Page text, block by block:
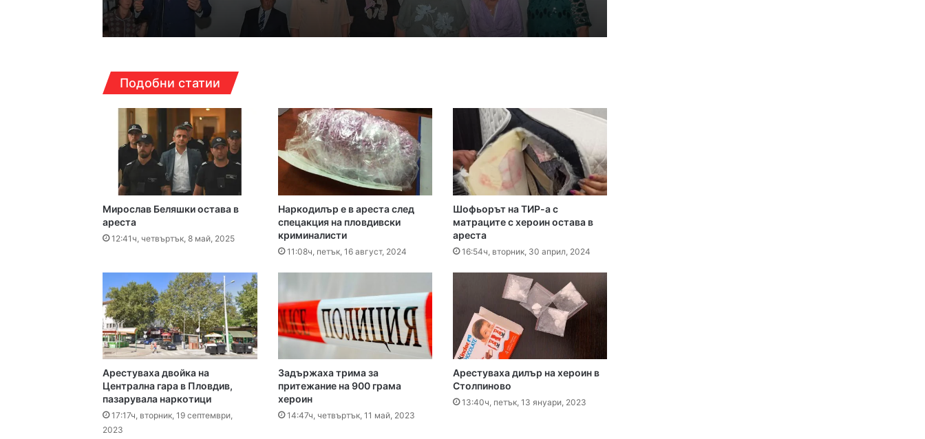
6000 декара горяха край Асеновград, пожарът е овладян
12:30ч, събота, 8 август, 2026
Дрон се е взривил в българското въздушно пространство
12:14ч, събота, 8 август, 2026
12:05ч, събота, 8 август, 2026
Чанове и вувузели огласят трибуните на Гребния канал
11:52ч, събота, 8 август, 2026
Пожар изпепели 3500 декара край Първомай
Подобни статии
Мирослав Беляшки остава в
ареста
12:41ч, четвъртък, 8 май, 2025
Наркодилър е в ареста след
спецакция на пловдивски
криминалисти
11:08ч, петък, 16 август, 2024
Шофьорът на ТИР-а с
матраците с хероин остава в
ареста
16:54ч, вторник, 30 април, 2024
Арестуваха двойка на
Централна гара в Пловдив,
пазарувала наркотици
17:17ч, вторник, 19 септември,
2023
Задържаха трима за
притежание на 900 грама
хероин
14:47ч, четвъртък, 11 май, 2023
Арестуваха дилър на хероин в
Столпиново
13:40ч, петък, 13 януари, 2023